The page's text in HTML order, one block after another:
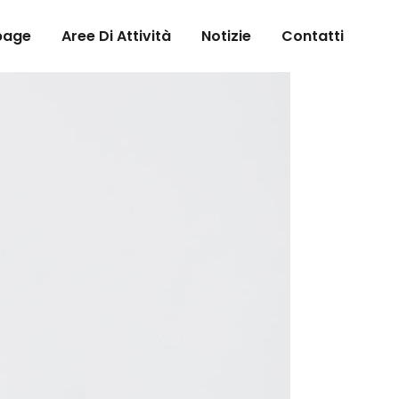
Aree Di Attività Notizie Contatti